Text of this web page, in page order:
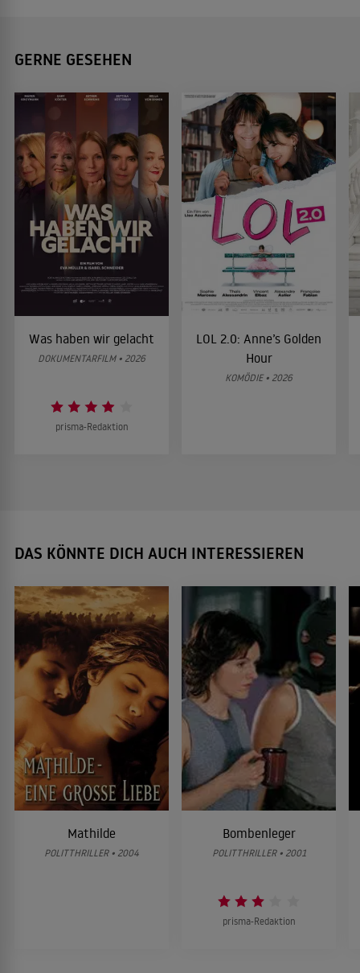
GERNE GESEHEN
Was haben wir gelacht
DOKUMENTARFILM • 2026
prisma-Redaktion
LOL 2.0: Anne’s Golden
Hour
KOMÖDIE • 2026
DAS KÖNNTE DICH AUCH INTERESSIEREN
Mathilde
POLITTHRILLER • 2004
Bombenleger
POLITTHRILLER • 2001
prisma-Redaktion